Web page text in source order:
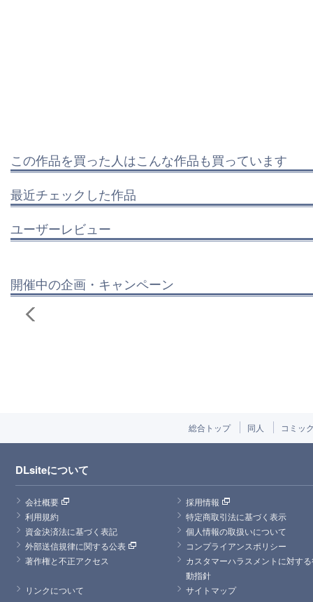
この作品を買った人はこんな作品も買っています
最近チェックした作品
ユーザーレビュー
開催中の企画・キャンペーン
総合トップ 同人 コミッ
DLsiteについて
会社概要
採用情報
利用規約
特定商取引法に基づく表示
資金決済法に基づく表記
個人情報の取扱いについて
外部送信規律に関する公表
コンプライアンスポリシー
著作権と不正アクセス
カスタマーハラスメントに対す
動指針
リンクについて
サイトマップ